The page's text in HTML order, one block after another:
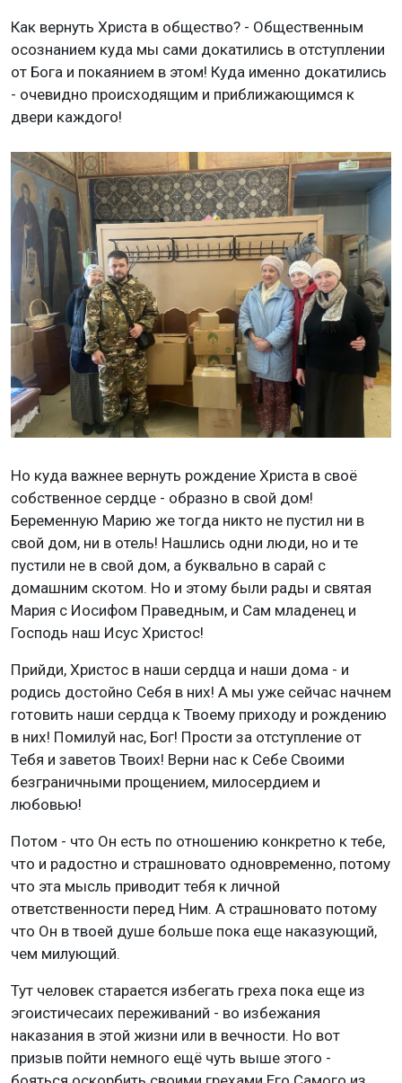
Как вернуть Христа в общество? - Общественным
осознанием куда мы сами докатились в отступлении
от Бога и покаянием в этом! Куда именно докатились
- очевидно происходящим и приближающимся к
двери каждого!
Но куда важнее вернуть рождение Христа в своё
собственное сердце - образно в свой дом!
Беременную Марию же тогда никто не пустил ни в
свой дом, ни в отель! Нашлись одни люди, но и те
пустили не в свой дом, а буквально в сарай с
домашним скотом. Но и этому были рады и святая
Мария с Иосифом Праведным, и Сам младенец и
Господь наш Исус Христос!
Прийди, Христос в наши сердца и наши дома - и
родись достойно Себя в них! А мы уже сейчас начнем
готовить наши сердца к Твоему приходу и рождению
в них! Помилуй нас, Бог! Прости за отступление от
Тебя и заветов Твоих! Верни нас к Себе Своими
безграничными прощением, милосердием и
любовью!
Потом - что Он есть по отношению конкретно к тебе,
что и радостно и страшновато одновременно, потому
что эта мысль приводит тебя к личной
ответственности перед Ним. А страшновато потому
что Он в твоей душе больше пока еще наказующий,
чем милующий.
Тут человек старается избегать греха пока еще из
эгоистичесаих переживаний - во избежания
наказания в этой жизни или в вечности. Но вот
призыв пойти немного ещё чуть выше этого -